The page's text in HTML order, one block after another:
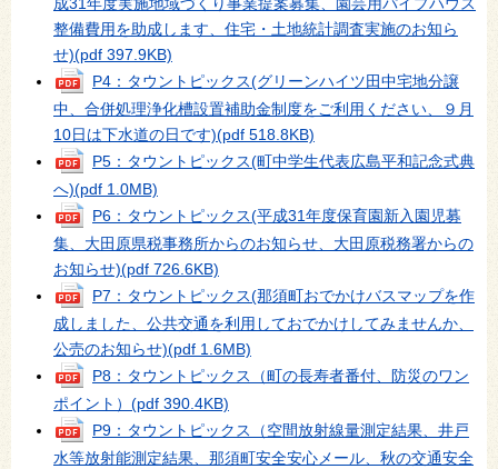
整備費用を助成します、住宅・土地統計調査実施のお知ら
せ)(pdf 397.9KB)
P4：タウントピックス(グリーンハイツ田中宅地分譲
中、合併処理浄化槽設置補助金制度をご利用ください、９月
10日は下水道の日です)(pdf 518.8KB)
P5：タウントピックス(町中学生代表広島平和記念式典
へ)(pdf 1.0MB)
P6：タウントピックス(平成31年度保育園新入園児募
集、大田原県税事務所からのお知らせ、大田原税務署からの
お知らせ)(pdf 726.6KB)
P7：タウントピックス(那須町おでかけバスマップを作
成しました、公共交通を利用しておでかけしてみませんか、
公売のお知らせ)(pdf 1.6MB)
P8：タウントピックス（町の長寿者番付、防災のワン
ポイント） (pdf 390.4KB)
P9：タウントピックス（空間放射線量測定結果、井戸
水等放射能測定結果、那須町安全安心メール、秋の交通安全